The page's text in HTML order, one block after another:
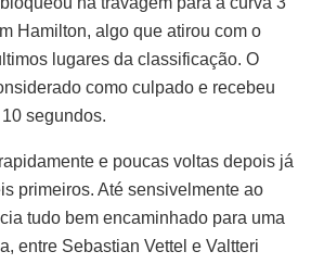
Hamilton, algo que atirou com o
lugares da classificação. O
como culpado e recebeu
segundos.
e poucas voltas depois já
primeiros. Até sensivelmente ao
tudo bem encaminhado para uma
entre Sebastian Vettel e Valtteri